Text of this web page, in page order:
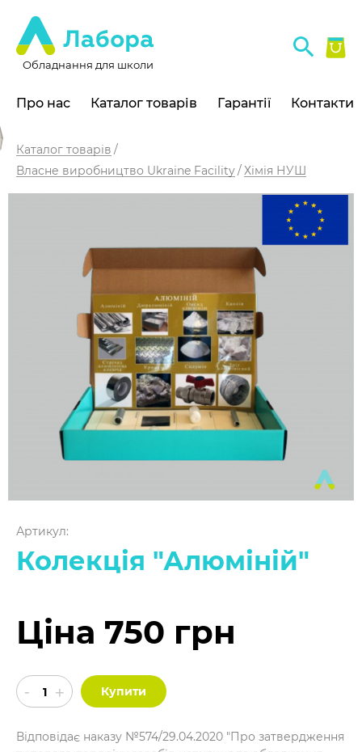
Обладнання для школи
Про нас Каталог товарів Гарантії Контакти
Каталог товарів
Власне виробництво Ukraine Facility
Хімія НУШ
Артикул:
Колекція "Алюміній"
Ціна 750 грн
Купити
Відповідає наказу №574/29.04.2020 "Про затвердження